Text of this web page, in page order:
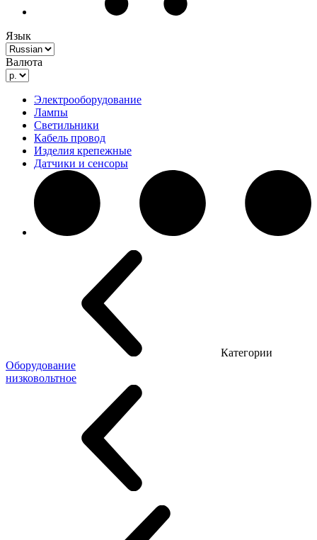
Язык
Валюта
Электрооборудование
Лампы
Светильники
Кабель провод
Изделия крепежные
Датчики и сенсоры
Категории
Оборудование
низковольтное